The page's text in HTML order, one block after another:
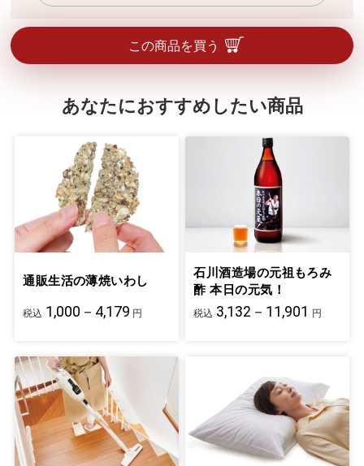
この商品を買う
あなたにおすすめしたい商品
通販生活の薄焼いわし
税込 1,000－4,179 円
石川酒造場の元祖もろみ
酢 本日の元気！
税込 3,132－11,901 円